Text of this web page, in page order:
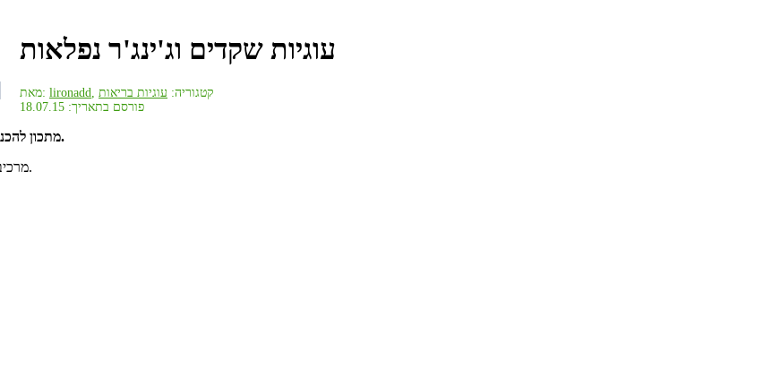
עוגיות שקדים וג'ינג'ר נפלאות
מאת: lironadd , קטגוריה: עוגיות בריאות
פורסם בתאריך: 18.07.15
מתכון להכנת עוגיות שקדים וג'ינג'ר נפלאות.
מרכיבים עיקריים: קמח, סוכר, חאמה.